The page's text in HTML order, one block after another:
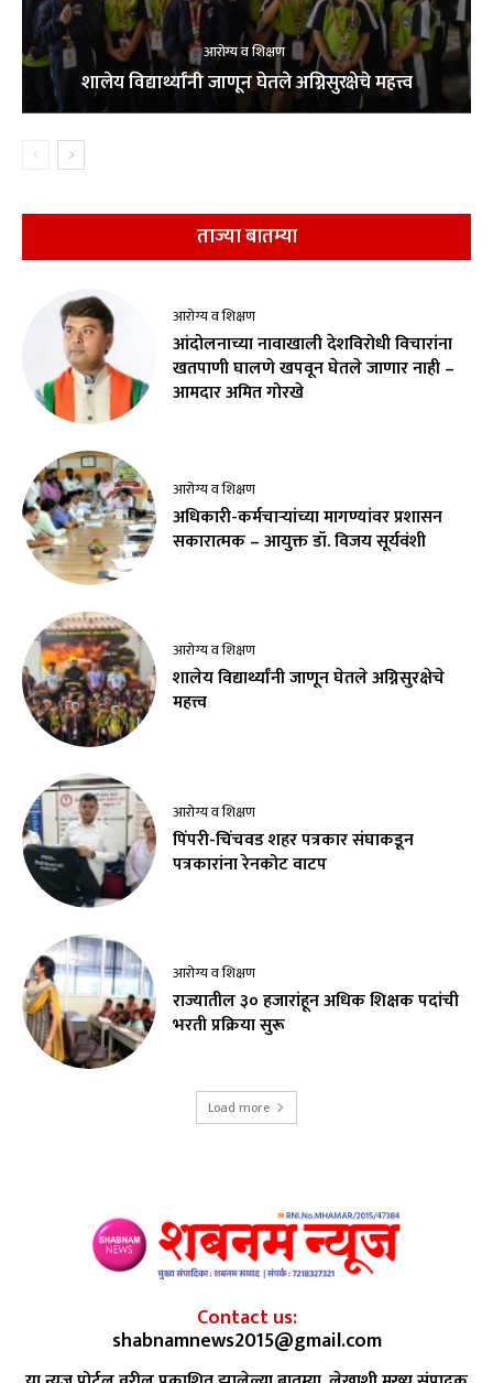
आरोग्य व शिक्षण
शालेय विद्यार्थ्यांनी जाणून घेतले अग्निसुरक्षेचे महत्त्व
ताज्या बातम्या
आरोग्य व शिक्षण
आंदोलनाच्या नावाखाली देशविरोधी विचारांना
खतपाणी घालणे खपवून घेतले जाणार नाही –
आमदार अमित गोरखे
आरोग्य व शिक्षण
अधिकारी-कर्मचाऱ्यांच्या मागण्यांवर प्रशासन
सकारात्मक – आयुक्त डॉ. विजय सूर्यवंशी
आरोग्य व शिक्षण
शालेय विद्यार्थ्यांनी जाणून घेतले अग्निसुरक्षेचे
महत्त्व
आरोग्य व शिक्षण
पिंपरी-चिंचवड शहर पत्रकार संघाकडून
पत्रकारांना रेनकोट वाटप
आरोग्य व शिक्षण
राज्यातील ३० हजारांहून अधिक शिक्षक पदांची
भरती प्रक्रिया सुरू
Load more
Contact us:
shabnamnews2015@gmail.com